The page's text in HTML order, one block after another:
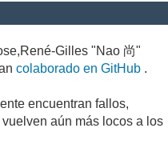
Gilles "Nao 尚"
colaborado en GitHub .
encuentran fallos,
aún más locos a los